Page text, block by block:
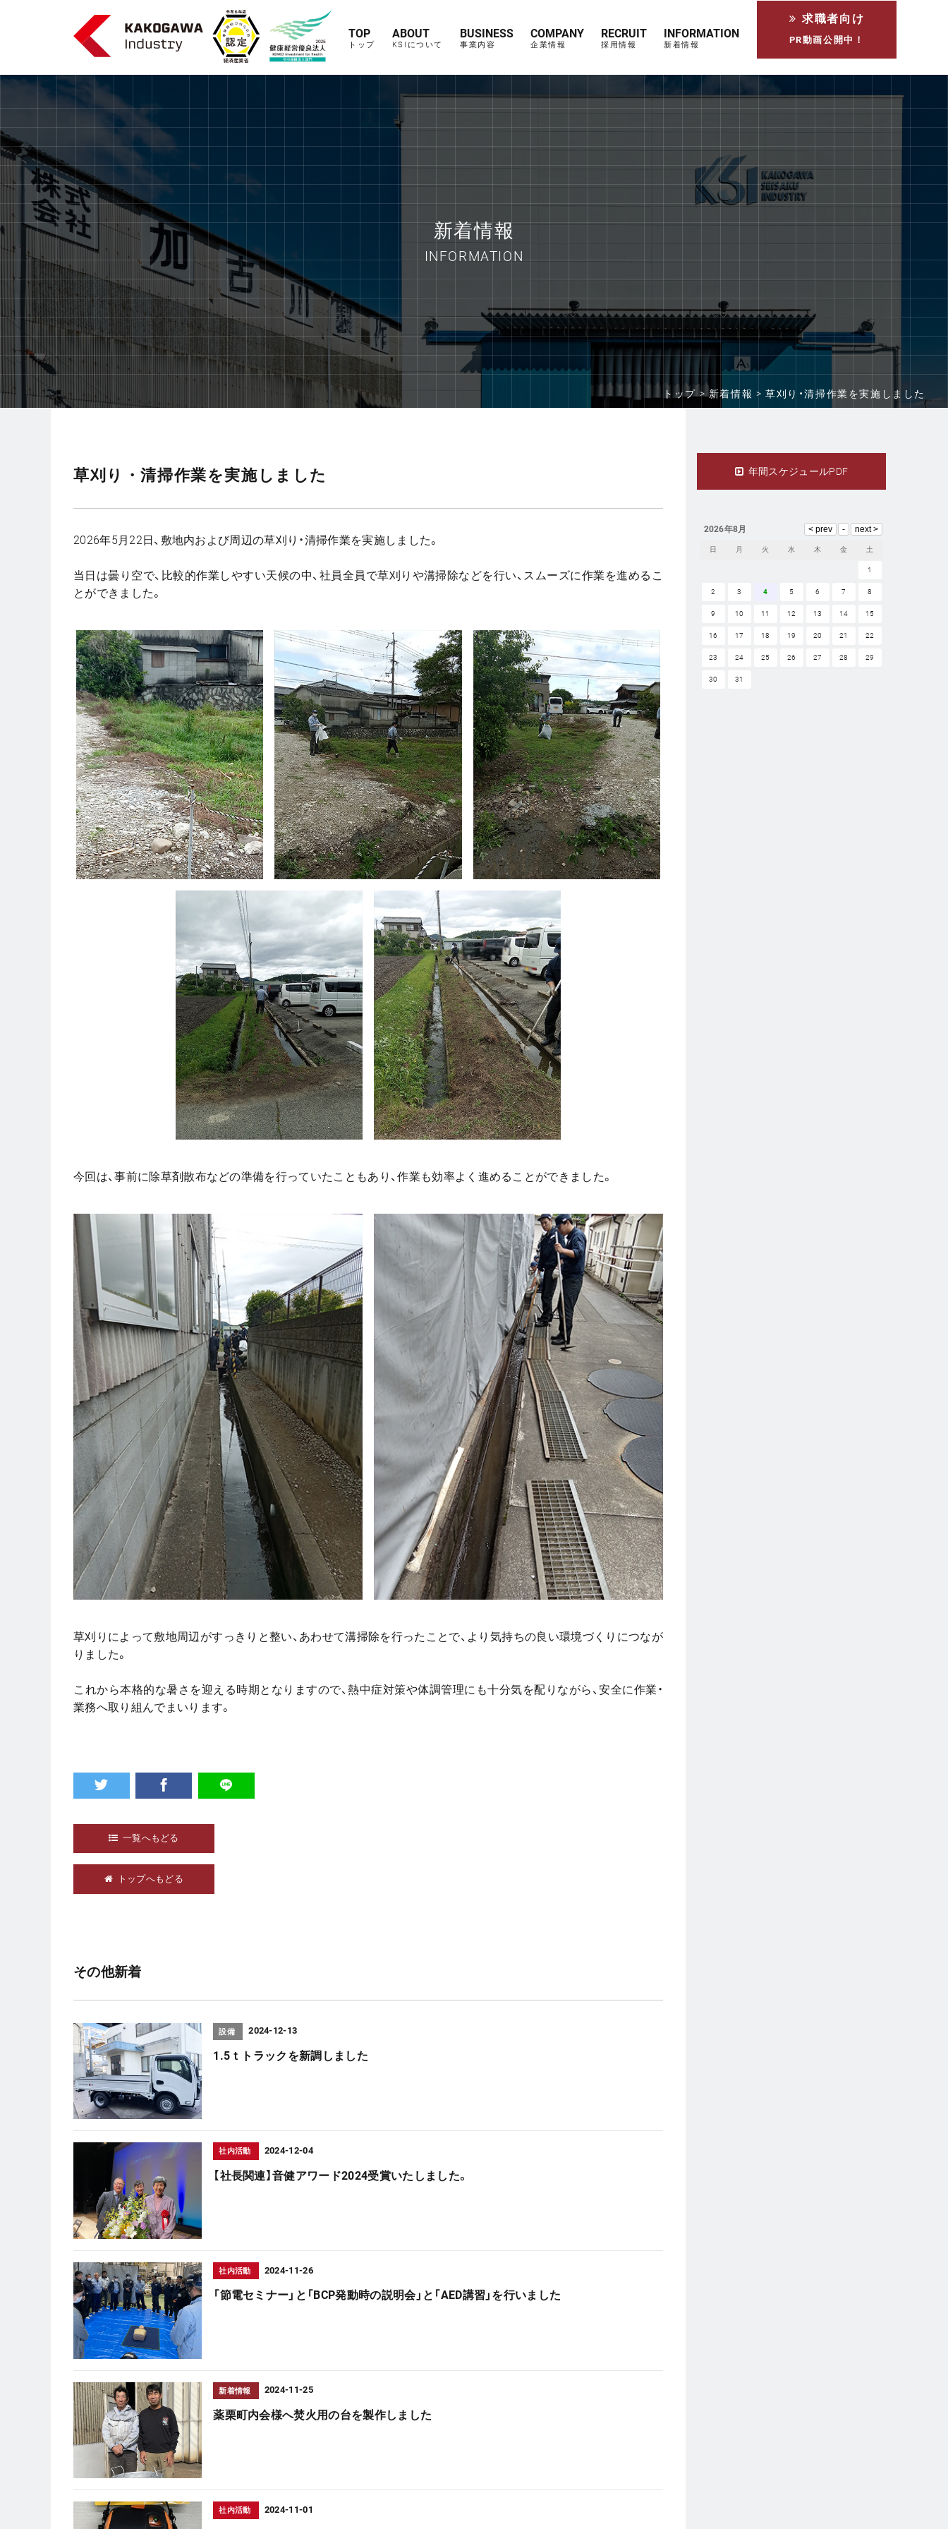
トップ
TOP
KSIについて
ABOUT
事業内容
BUSINESS
企業情報
COMPANY
採用情報
RECRUIT
新着情報
INFORMATION
求職者向け
PR動画公開中！
新着情報
INFORMATION
トップ >新着情報 > 草刈り・清掃作業を実施しました
草刈り・清掃作業を実施しました
2026年5月22日、敷地内および周辺の草刈り・清掃作業を実施しました。
当日は曇り空で、比較的作業しやすい天候の中、社員全員で草刈りや溝掃除などを行い、スムーズに作業を進めるこ
とができました。
今回は、事前に除草剤散布などの準備を行っていたこともあり、作業も効率よく進めることができました。
草刈りによって敷地周辺がすっきりと整い、あわせて溝掃除を行ったことで、より気持ちの良い環境づくりにつなが
りました。
これから本格的な暑さを迎える時期となりますので、熱中症対策や体調管理にも十分気を配りながら、安全に作業・
業務へ取り組んでまいります。
一覧へもどる
トップへもどる
その他新着
設備 2024-12-13
1.5ｔトラックを新調しました
社内活動 2024-12-04
【社長関連】音健アワード2024受賞いたしました。
社内活動 2024-11-26
「節電セミナー」と「BCP発動時の説明会」と「AED講習」を行いました
新着情報 2024-11-25
薬栗町内会様へ焚火用の台を製作しました
社内活動 2024-11-01
年間スケジュールPDF
2026年8月
日 月 火 水 木 金 土
1
2 3 4 5 6 7 8
9 10 11 12 13 14 15
16 17 18 19 20 21 22
23 24 25 26 27 28 29
30 31